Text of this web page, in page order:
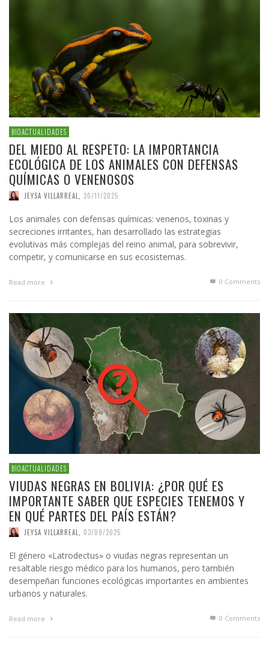
BIOACTUALIDADES
DEL MIEDO AL RESPETO: LA IMPORTANCIA
ECOLÓGICA DE LOS ANIMALES CON DEFENSAS
QUÍMICAS O VENENOSOS
JEYSA VILLARREAL 20/11/2025
Los animales con defensas químicas: venenos, toxinas y
secreciones irritantes, han desarrollado las estrategias
evolutivas más complejas del reino animal, para sobrevivir,
competir, y comunicarse en sus ecosistemas.
Read more 0 Comments
BIOACTUALIDADES
VIUDAS NEGRAS EN BOLIVIA: ¿POR QUÉ ES
IMPORTANTE SABER QUE ESPECIES TENEMOS Y
EN QUÉ PARTES DEL PAÍS ESTÁN?
JEYSA VILLARREAL 03/09/2025
El género «Latrodectus» o viudas negras representan un
resaltable riesgo médico para los humanos, pero también
desempeñan funciones ecológicas importantes en ambientes
urbanos y naturales.
Read more 0 Comments